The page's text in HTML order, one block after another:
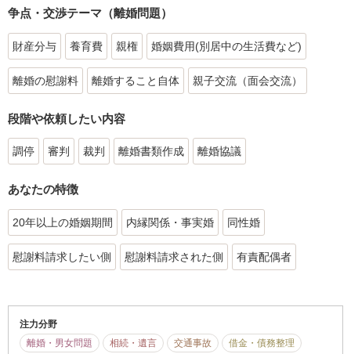
争点・交渉テーマ（離婚問題）
財産分与 養育費 親権 婚姻費用(別居中の生活費など)
離婚の慰謝料 離婚すること自体 親子交流（面会交流）
段階や依頼したい内容
調停 審判 裁判 離婚書類作成 離婚協議
あなたの特徴
20年以上の婚姻期間 内縁関係・事実婚 同性婚
慰謝料請求したい側 慰謝料請求された側 有責配偶者
注力分野
離婚・男女問題
相続・遺言 交通事故
借金・債務整理